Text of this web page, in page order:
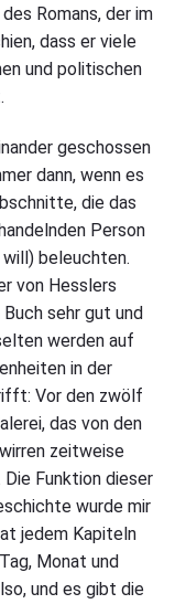
Romans, der im
dass er viele
und politischen
geschossen
dann, wenn es
die das
Person
will) beleuchten.
von Hesslers
sehr gut und
werden auf
in der
Vor den zwölf
das von den
zeitweise
Funktion dieser
wurde mir
jedem Kapiteln
Monat und
und es gibt die